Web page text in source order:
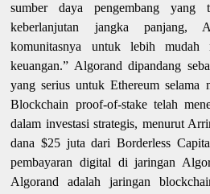
sumber daya pengembang
keberlanjutan jangka panjang,
komunitasnya untuk lebih mudah
keuangan.” Algorand dipandang
yang serius untuk Ethereum selama
Blockchain proof-of-stake telah
dalam investasi strategis, menurut
dana $25 juta dari Borderless
pembayaran digital di jaringan
Algorand adalah jaringan